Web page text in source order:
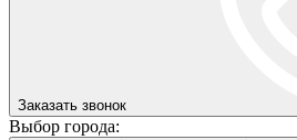
Заказать звонок
Выбор города: